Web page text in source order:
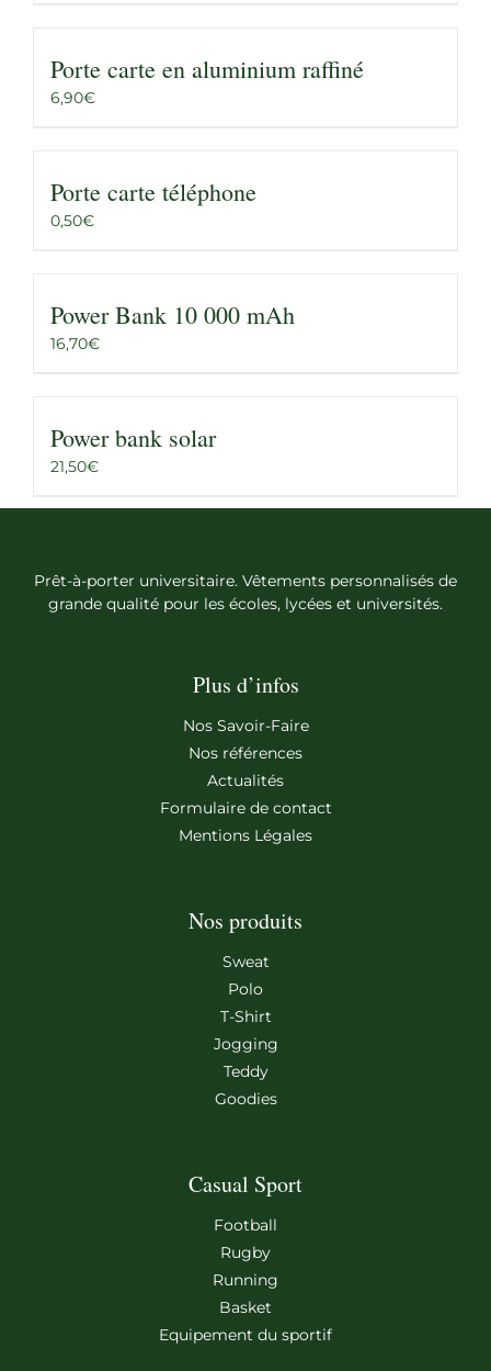
Porte carte en aluminium raffiné
6,90€
Porte carte téléphone
0,50€
Power Bank 10 000 mAh
16,70€
Power bank solar
21,50€
Prêt-à-porter universitaire. Vêtements personnalisés de
grande qualité pour les écoles, lycées et universités.
Plus d’infos
Nos Savoir-Faire
Nos références
Actualités
Formulaire de contact
Mentions Légales
Nos produits
Sweat
Polo
T-Shirt
Jogging
Teddy
Goodies
Casual Sport
Football
Rugby
Running
Basket
Equipement du sportif